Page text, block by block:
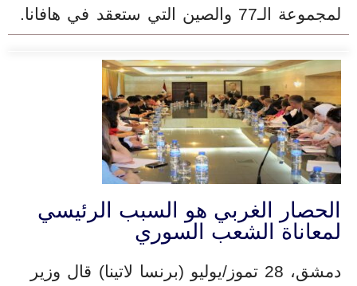
لمجموعة الـ77 والصين التي ستعقد في هافانا.
الحصار الغربي هو السبب الرئيسي
لمعاناة الشعب السوري
دمشق، 28 تموز/يوليو (برنسا لاتينا) قال وزير